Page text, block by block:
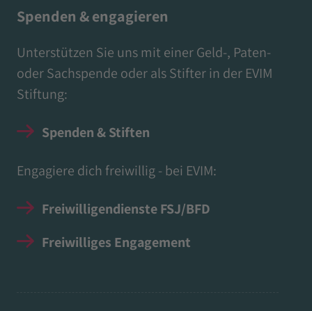
Spenden & engagieren
Unterstützen Sie uns mit einer Geld-, Paten-
oder Sachspende oder als Stifter in der EVIM
Stiftung:
Spenden & Stiften
Engagiere dich freiwillig - bei EVIM:
Freiwilligendienste FSJ/BFD
Freiwilliges Engagement